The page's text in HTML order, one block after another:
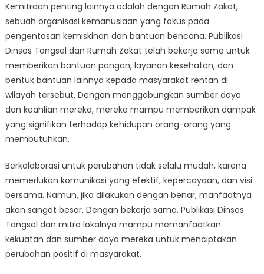
Kemitraan penting lainnya adalah dengan Rumah Zakat,
sebuah organisasi kemanusiaan yang fokus pada
pengentasan kemiskinan dan bantuan bencana. Publikasi
Dinsos Tangsel dan Rumah Zakat telah bekerja sama untuk
memberikan bantuan pangan, layanan kesehatan, dan
bentuk bantuan lainnya kepada masyarakat rentan di
wilayah tersebut. Dengan menggabungkan sumber daya
dan keahlian mereka, mereka mampu memberikan dampak
yang signifikan terhadap kehidupan orang-orang yang
membutuhkan.
Berkolaborasi untuk perubahan tidak selalu mudah, karena
memerlukan komunikasi yang efektif, kepercayaan, dan visi
bersama. Namun, jika dilakukan dengan benar, manfaatnya
akan sangat besar. Dengan bekerja sama, Publikasi Dinsos
Tangsel dan mitra lokalnya mampu memanfaatkan
kekuatan dan sumber daya mereka untuk menciptakan
perubahan positif di masyarakat.